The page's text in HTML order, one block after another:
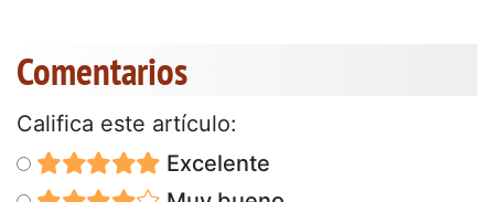
Comentarios
Califica este artículo:
Excelente